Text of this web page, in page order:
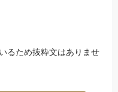
るため抜粋文はありませ